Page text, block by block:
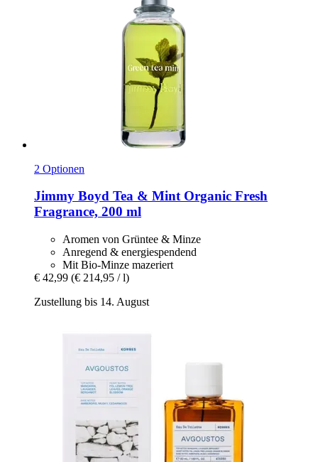
2 Optionen
Jimmy Boyd Tea & Mint Organic Fresh
Fragrance, 200 ml
Aromen von Grüntee & Minze
Anregend & energiespendend
Mit Bio-Minze mazeriert
€ 42,99 (€ 214,95 / l)
Zustellung bis 14. August